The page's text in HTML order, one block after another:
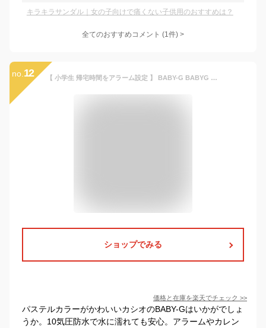
キラキラサンダル｜女の子向けで痛くない子供用のおすすめは？
全てのおすすめコメント (1件) >
no. 12 【 小学生 帰宅時間をアラーム設定 】 BABY-G BABYG ベビージー ベビーG ブランド 腕時計 時計 レディース シンプル デジタル おしゃれ かわいい 女子 女の子 中学生 高校生 子ども 子供 軽い 軽量 30g 薄い 薄型 アラーム タイマー ストップウォッチ 娘 誕生日 プレゼント
ショップでみる
価格と在庫を楽天でチェック >>
パステルカラーがかわいいカシオのBABY-Gはいかがでしょ
うか。10気圧防水で水に濡れても安心。アラームやカレン